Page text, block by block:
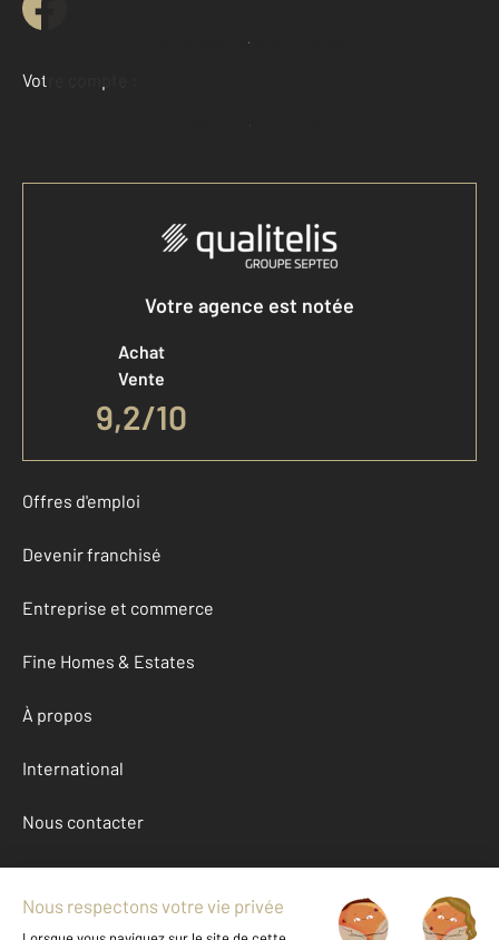
Demander une estimation
Votre compte :
Accéder à mon compte
Votre agence est notée
Achat
Vente
9,2/10
Offres d'emploi
Devenir franchisé
Entreprise et commerce
Fine Homes & Estates
À propos
International
Nous contacter
Mentions légales & CGU et Barèmes d'honoraires